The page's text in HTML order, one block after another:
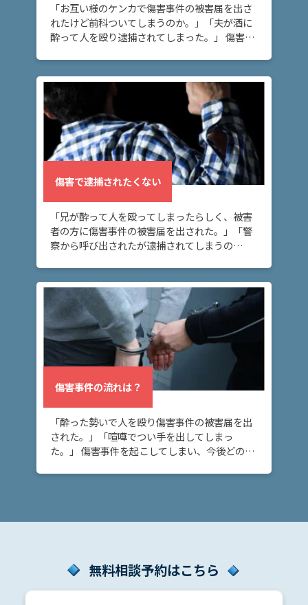
「お互い様のケンカで傷害事件の被害届を出さ
れたけど前科ついてしまうのか。」「夫が酒に
酔って人を殴り逮捕されてしまった。」 傷害事
ます。 […]
傷害で逮捕されたくない
「兄が酔って人を殴ってしまったらしく、被害
者の方に傷害事件の被害届を出された。」「警
察から呼び出されたが逮捕されてしまうの
件で逮捕され […]
傷害事件の流れは？
「酔った勢いで人を殴り傷害事件の被害届を出
された。」「喧嘩でつい手を出してしまっ
た。」 傷害事件を起こしてしまい、今後どのよ
無料相談予約はこちら